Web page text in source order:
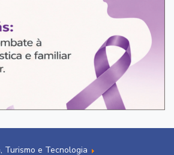
Turismo e Tecnologia